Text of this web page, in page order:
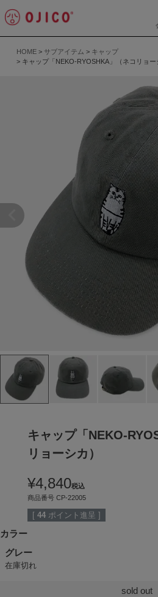
HOME サブアイテム
キャップ
キャップ「NEKO-RYOSHKA」（ネコリョー
キャップ「NEKO-
リョーシカ）
¥4,840税込
商品番号 CP-22005
[ 44 ポイント進呈 ]
カラー
グレー
在庫切れ
sold out